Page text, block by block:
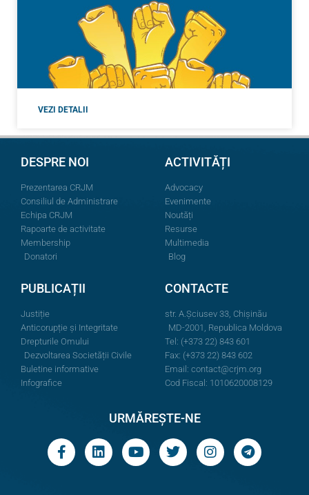
VEZI DETALII
DESPRE NOI
Prezentarea CRJM
Consiliul de Administrare
Echipa CRJM
Rapoarte de activitate
Membership
Donatori
ACTIVITĂȚI
Advocacy
Evenimente
Noutăți
Resurse
Multimedia
Blog
PUBLICAȚII
Justiție
Anticorupție și Integritate
Drepturile Omului
Dezvoltarea Societății Civile
Buletine informative
Infografice
CONTACTE
str. A.Şciusev 33, Chișinău
MD-2001, Republica Moldova
Tel: (+373 22) 843 601
Fax: (+373 22) 843 602
Email: contact@crjm.org
Cod Fiscal: 1010620008129
URMĂREȘTE-NE